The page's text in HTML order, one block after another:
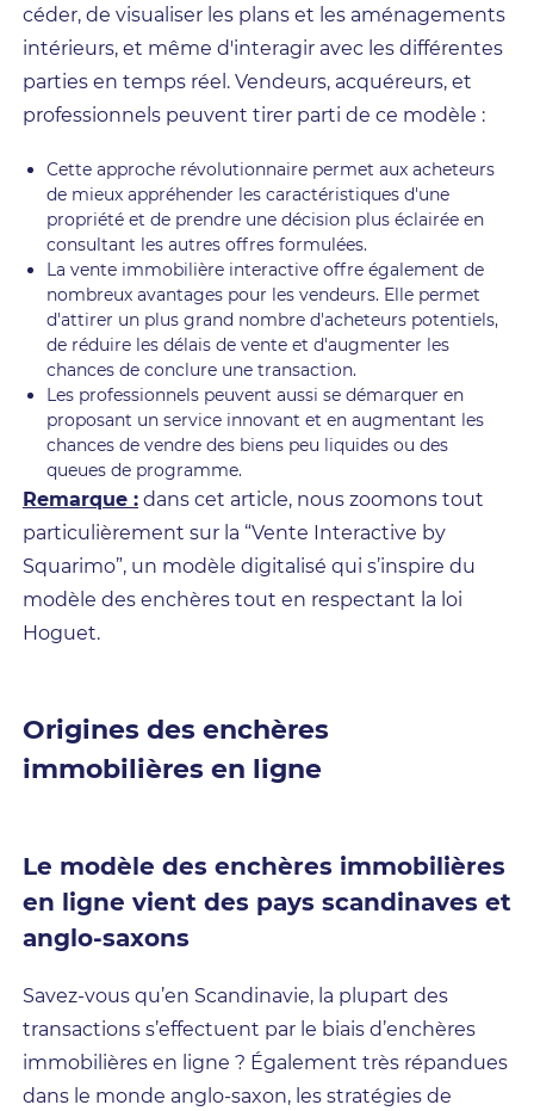
céder, de visualiser les plans et les aménagements
intérieurs, et même d'interagir avec les différentes
parties en temps réel. Vendeurs, acquéreurs, et
professionnels peuvent tirer parti de ce modèle :
Cette approche révolutionnaire permet aux acheteurs
de mieux appréhender les caractéristiques d'une
propriété et de prendre une décision plus éclairée en
consultant les autres offres formulées.
La vente immobilière interactive offre également de
nombreux avantages pour les vendeurs. Elle permet
d'attirer un plus grand nombre d'acheteurs potentiels,
de réduire les délais de vente et d'augmenter les
chances de conclure une transaction.
Les professionnels peuvent aussi se démarquer en
proposant un service innovant et en augmentant les
chances de vendre des biens peu liquides ou des
queues de programme.
Remarque : dans cet article, nous zoomons tout
particulièrement sur la “Vente Interactive by
Squarimo”, un modèle digitalisé qui s’inspire du
modèle des enchères tout en respectant la loi
Hoguet.
Origines des enchères
immobilières en ligne
Le modèle des enchères immobilières
en ligne vient des pays scandinaves et
anglo-saxons
Savez-vous qu’en Scandinavie, la plupart des
transactions s’effectuent par le biais d’enchères
immobilières en ligne ? Également très répandues
dans le monde anglo-saxon, les stratégies de